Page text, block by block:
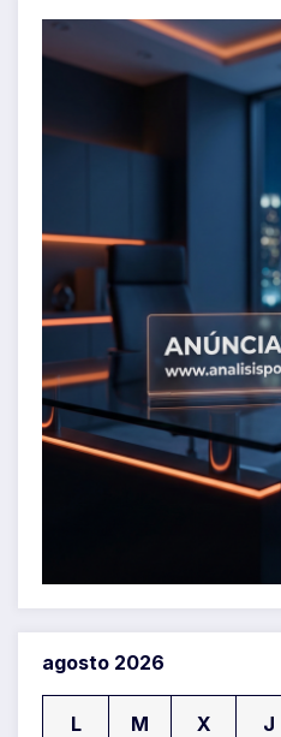
agosto 2026
L M X J